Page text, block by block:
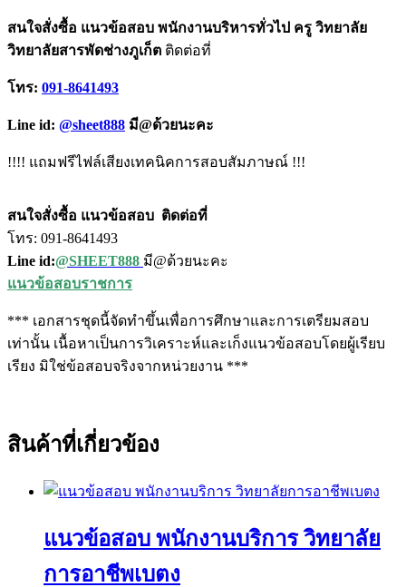
สนใจสั่งซื้อ แนวข้อสอบ พนักงานบริหารทั่วไป ครู วิทยาลัย
วิทยาลัยสารพัดช่างภูเก็ต ติดต่อที่
โทร: 091-8641493
Line id: @sheet888 มี@ด้วยนะคะ
!!!! แถมฟรีไฟล์เสียงเทคนิคการสอบสัมภาษณ์ !!!
สนใจสั่งซื้อ แนวข้อสอบ ติดต่อที่
โทร: 091-8641493
Line id:@SHEET888 มี@ด้วยนะคะ
แนวข้อสอบราชการ
*** เอกสารชุดนี้จัดทำขึ้นเพื่อการศึกษาและการเตรียมสอบ
เท่านั้น เนื้อหาเป็นการวิเคราะห์และเก็งแนวข้อสอบโดยผู้เรียบ
เรียง มิใช่ข้อสอบจริงจากหน่วยงาน ***
สินค้าที่เกี่ยวข้อง
แนวข้อสอบ พนักงานบริการ วิทยาลัย
การอาชีพเบตง